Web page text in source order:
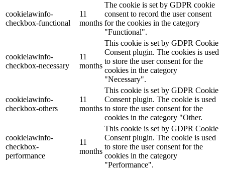
cookielawinfo-
checkbox-functional
11
months
The cookie is set by GDPR cookie
consent to record the user consent
for the cookies in the category
"Functional".
cookielawinfo-
checkbox-necessary
11
months
This cookie is set by GDPR Cookie
Consent plugin. The cookies is used
to store the user consent for the
cookies in the category
"Necessary".
cookielawinfo-
checkbox-others
11
months
This cookie is set by GDPR Cookie
Consent plugin. The cookie is used
to store the user consent for the
cookies in the category "Other.
cookielawinfo-
checkbox-
performance
11
months
This cookie is set by GDPR Cookie
Consent plugin. The cookie is used
to store the user consent for the
cookies in the category
"Performance".